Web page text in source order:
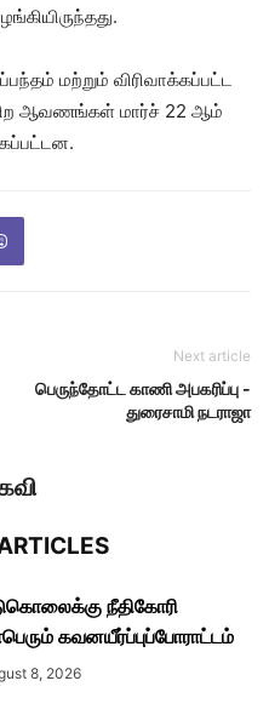
மற்றும் விரிவாக்கப்பட்ட
ஆவணங்கள் மார்ச் 22 ஆம்
Next article
பெருந்தோட்ட காணி அபகரிப்பு -
துரைசாமி நடராஜா
நீதிகோரி
கவனயீர்ப்புப்போராட்டம்
8, 2026